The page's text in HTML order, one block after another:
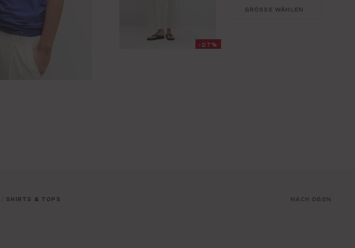
-27%
GRÖSSE WÄHLEN
SHIRTS & TOPS NACH OBEN